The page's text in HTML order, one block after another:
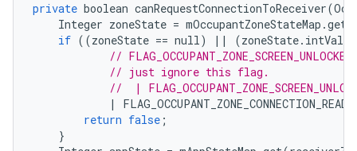
private boolean canRequestConnectionToReceiver(
Integer zoneState = mOccupantZoneStateMap .get
if ((zoneState == null) || (zoneState. intValue
//
// just ignore this flag.
//  |
|
FLAG_OCCUPANT_ZONE_CONNECTION_READY
return false ;
}